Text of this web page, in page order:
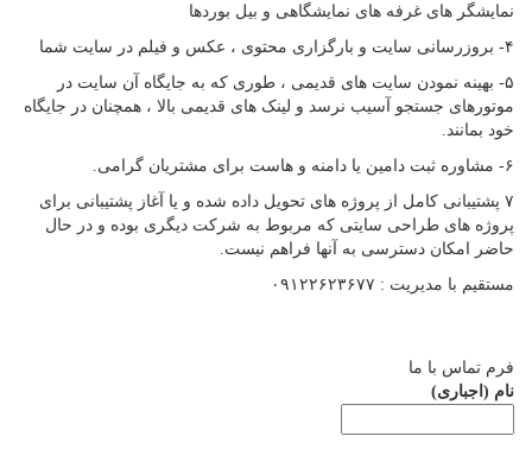
نمایشگر های غرفه های نمایشگاهی و بیل بوردها
۴- بروزرسانی سایت و بارگزاری محتوی ، عکس و فیلم در سایت شما
۵- بهینه نمودن سایت های قدیمی ، طوری که به جایگاه آن سایت در
موتورهای جستجو آسیب نرسد و لینک های قدیمی بالا ، همچنان در جایگاه
خود بمانند.
۶- مشاوره ثبت دامین یا دامنه و هاست برای مشتریان گرامی.
۷ پشتیبانی کامل از پروژه های تحویل داده شده و یا آغاز پشتیبانی برای
پروژه های طراحی سایتی که مربوط به شرکت دیگری بوده و در حال
حاضر امکان دسترسی به آنها فراهم نیست.
مستقیم با مدیریت : ۰۹۱۲۲۶۲۳۶۷۷
فرم تماس با ما
نام (اجباری)